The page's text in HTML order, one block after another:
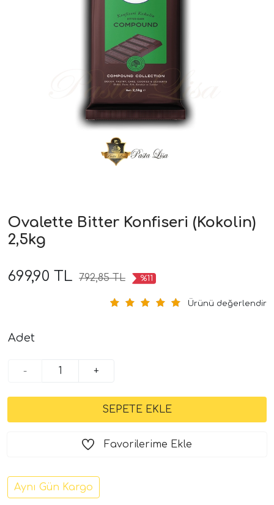
Ovalette Bitter Konfiseri (Kokolin)
2,5kg
699,90 TL 792,85 TL %11
Ürünü değerlendir
Adet
- +
Favorilerime Ekle
Aynı Gün Kargo